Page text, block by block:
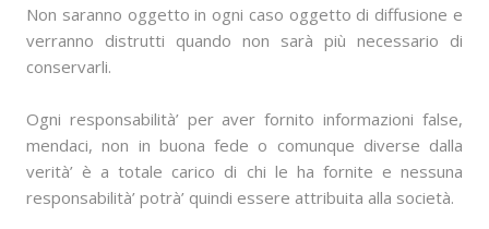
Non saranno oggetto in ogni caso oggetto di diffusione e
verranno distrutti quando non sarà più necessario di
conservarli.
Ogni responsabilità’ per aver fornito informazioni false,
mendaci, non in buona fede o comunque diverse dalla
verità’ è a totale carico di chi le ha fornite e nessuna
responsabilità’ potrà’ quindi essere attribuita alla società.